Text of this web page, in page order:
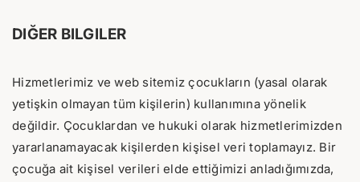
DIĞER BILGILER
Hizmetlerimiz ve web sitemiz çocukların (yasal olarak
yetişkin olmayan tüm kişilerin) kullanımına yönelik
değildir. Çocuklardan ve hukuki olarak hizmetlerimizden
yararlanamayacak kişilerden kişisel veri toplamayız. Bir
çocuğa ait kişisel verileri elde ettiğimizi anladığımızda,